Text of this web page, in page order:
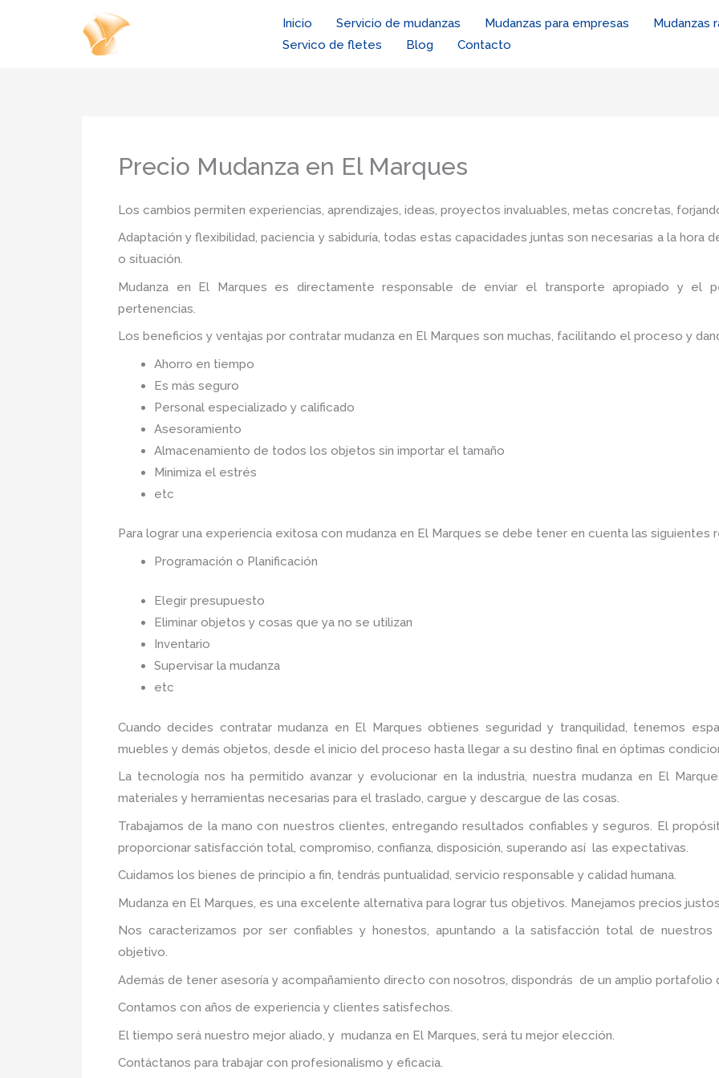
Inicio Servicio de mudanzas Mudanzas para empresas Mudanzas
Servico de fletes
Blog Contacto
Precio Mudanza en El Marques
Los cambios permiten experiencias, aprendizajes, ideas, proyectos invaluables, metas concretas,
Adaptación y flexibilidad, paciencia y sabiduría, todas estas capacidades juntas son necesarias a la hora
o situación.
Mudanza en El Marques es directamente responsable de enviar el transporte apropiado y el
pertenencias.
Los beneficios y ventajas por contratar mudanza en El Marques son muchas, facilitando el proceso y
Ahorro en tiempo
Es más seguro
Personal especializado y calificado
Asesoramiento
Almacenamiento de todos los objetos sin importar el tamaño
Minimiza el estrés
etc
Para lograr una experiencia exitosa con mudanza en El Marques se debe tener en cuenta las siguientes
Programación o Planificación
Elegir presupuesto
Eliminar objetos y cosas que ya no se utilizan
Inventario
Supervisar la mudanza
etc
Cuando decides contratar mudanza en El Marques obtienes seguridad y tranquilidad, tenemos
muebles y demás objetos, desde el inicio del proceso hasta llegar a su destino final en óptimas
La tecnología nos ha permitido avanzar y evolucionar en la industria, nuestra mudanza en El
materiales y herramientas necesarias para el traslado, cargue y descargue de las cosas.
Trabajamos de la mano con nuestros clientes, entregando resultados confiables y seguros. El
proporcionar satisfacción total, compromiso, confianza, disposición, superando así las expectativas.
Cuidamos los bienes de principio a fin, tendrás puntualidad, servicio responsable y calidad humana.
Mudanza en El Marques, es una excelente alternativa para lograr tus objetivos. Manejamos precios
Nos caracterizamos por ser confiables y honestos, apuntando a la satisfacción total de
objetivo.
Además de tener asesoría y acompañamiento directo con nosotros, dispondrás de un amplio portafolio
Contamos con años de experiencia y clientes satisfechos.
El tiempo será nuestro mejor aliado, y mudanza en El Marques , será tu mejor elección.
Contáctanos para trabajar con profesionalismo y eficacia.